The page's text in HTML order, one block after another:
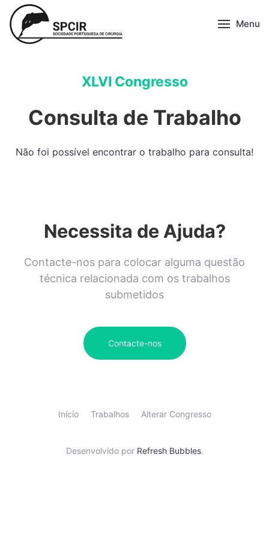
Menu
XLVI Congresso
Consulta de Trabalho
Não foi possível encontrar o trabalho para consulta!
Necessita de Ajuda?
Contacte-nos para colocar alguma questão
técnica relacionada com os trabalhos
submetidos
Contacte-nos
Início Trabalhos Alterar Congresso
Desenvolvido por Refresh Bubbles.